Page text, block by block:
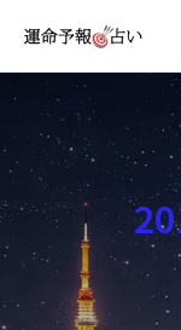
運命予報占い
運命予報占いとは
あなたの所属部屋
最恐の相性占い